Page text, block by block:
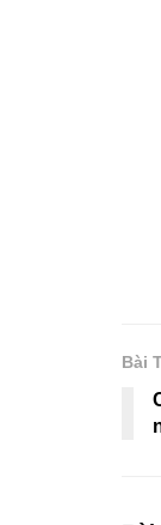
Bài